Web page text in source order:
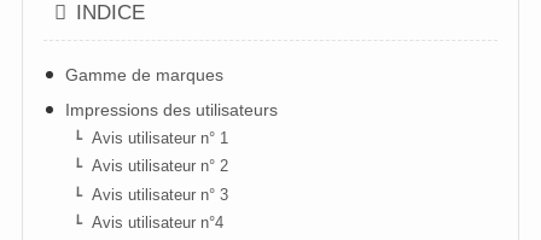
INDICE
Gamme de marques
Impressions des utilisateurs
Avis utilisateur n° 1
Avis utilisateur n° 2
Avis utilisateur n° 3
Avis utilisateur n°4